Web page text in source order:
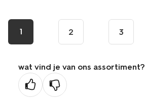
1 2 3
wat vind je van ons assortiment?